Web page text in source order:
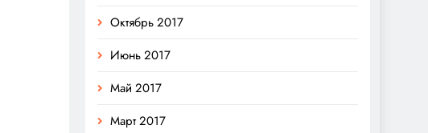
Октябрь 2017
Июнь 2017
Май 2017
Март 2017